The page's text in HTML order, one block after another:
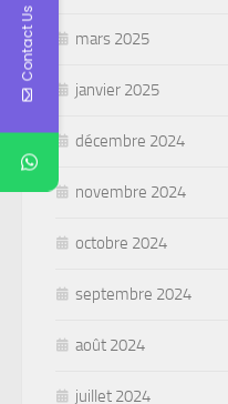
mars 2025
janvier 2025
décembre 2024
novembre 2024
octobre 2024
septembre 2024
août 2024
juillet 2024
Contact Us